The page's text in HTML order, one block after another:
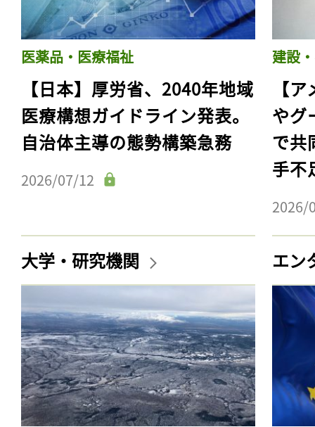
医薬品・医療福祉
【日本】厚労省、2040年地域
医療構想ガイドライン発表。
自治体主導の態勢構築急務
2026/07/12
建設
【
やグ
で共
手不
2026/
大学・研究機関 エン